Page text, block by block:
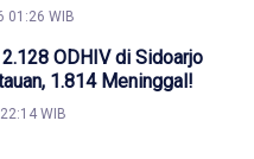
01:26 WIB
ODHIV di Sidoarjo
1.814 Meninggal!
WIB